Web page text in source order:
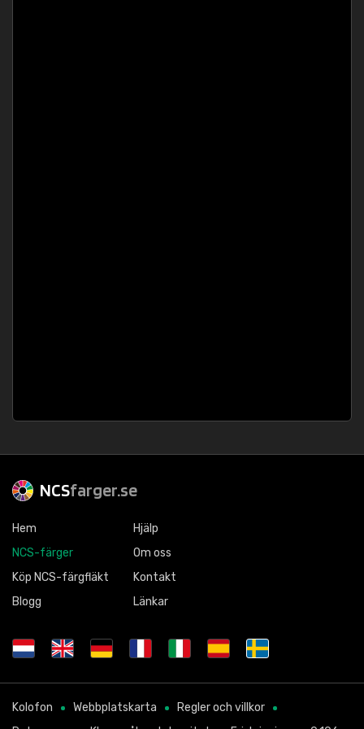
NCSfarger.se
Hem
NCS-färger
Köp NCS-färgfläkt
Blogg
Hjälp
Om oss
Kontakt
Länkar
Kolofon Webbplatskarta
Regler och villkor